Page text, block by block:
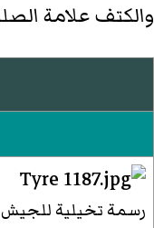
والكتف علامة
رسمة تخيلية